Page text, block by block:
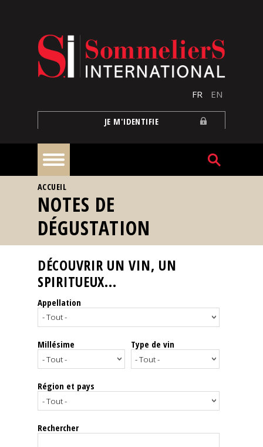
FR EN
JE M'IDENTIFIE
À
la
une
Reportages
Nos
Spiritueux
Notes
dégustation
VOUS ÊTES ICI
ACCUEIL
NOTES DE
DÉGUSTATION
DÉCOUVRIR UN VIN, UN
SPIRITUEUX...
Appellation
Millésime Type de vin
Région et pays
Rechercher